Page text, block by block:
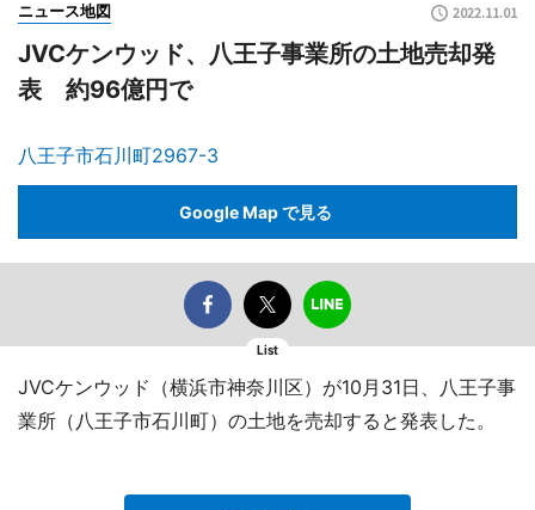
ニュース地図 2022.11.01
JVCケンウッド、八王子事業所の土地売却発
表 約96億円で
八王子市石川町2967-3
Google Map で見る
List
JVCケンウッド（横浜市神奈川区）が10月31日、八王子事
業所（八王子市石川町）の土地を売却すると発表した。